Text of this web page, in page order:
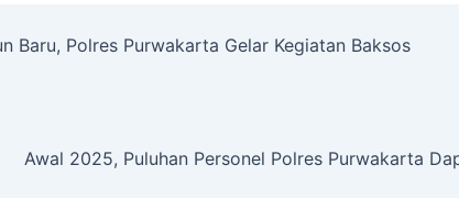
Baru, Polres Purwakarta Gelar Kegiatan Baksos
Awal 2025, Puluhan Personel Polres Purwakarta